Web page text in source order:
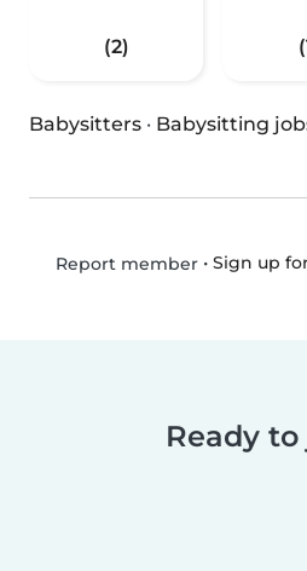
(2)
Babysitters · Babysitting
Report member• Sign up
Ready to